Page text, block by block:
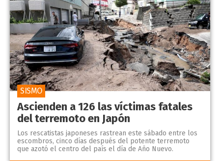
Ascienden a 126 las víctimas fatales
del terremoto en Japón
Los rescatistas japoneses rastrean este sábado entre los
escombros, cinco días después del potente terremoto
que azotó el centro del país el día de Año Nuevo.
SISMO